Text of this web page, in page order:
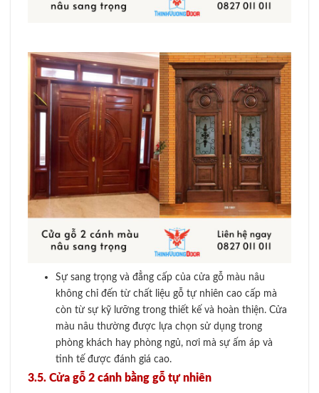
Sự sang trọng và đẳng cấp của cửa gỗ màu nâu
không chỉ đến từ chất liệu gỗ tự nhiên cao cấp mà
còn từ sự kỹ lưỡng trong thiết kế và hoàn thiện. Cửa
màu nâu thường được lựa chọn sử dụng trong
phòng khách hay phòng ngủ, nơi mà sự ấm áp và
tinh tế được đánh giá cao.
3.5. Cửa gỗ 2 cánh bằng gỗ tự nhiên